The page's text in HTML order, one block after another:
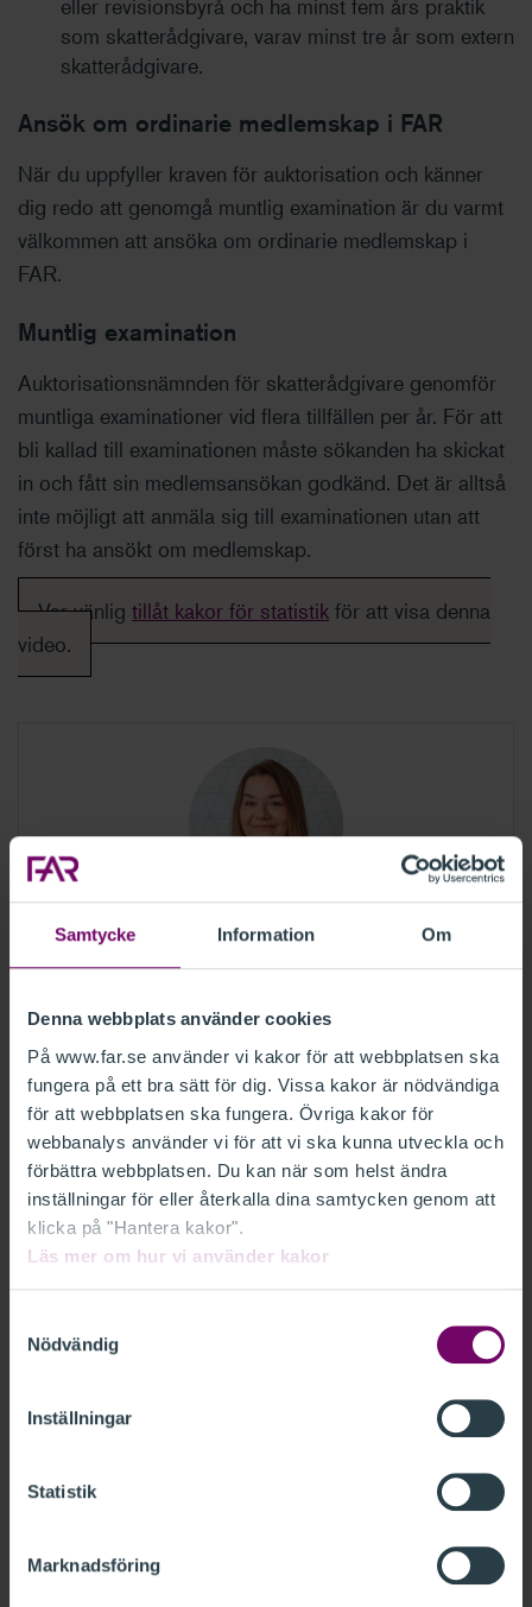
Samtycke Information Om
Denna webbplats använder cookies
På www.far.se använder vi kakor för att webbplatsen ska
fungera på ett bra sätt för dig. Vissa kakor är nödvändiga
för att webbplatsen ska fungera. Övriga kakor för
webbanalys använder vi för att vi ska kunna utveckla och
förbättra webbplatsen. Du kan när som helst ändra
inställningar för eller återkalla dina samtycken genom att
klicka på "Hantera kakor".
Läs mer om hur vi använder kakor
Nödvändig
Inställningar
Statistik
Marknadsföring
eller revisionsbyrå och ha minst fem års praktik
som skatterådgivare, varav minst tre år som extern
skatterådgivare.
Ansök om ordinarie medlemskap i FAR
När du uppfyller kraven för auktorisation och känner
dig redo att genomgå muntlig examination är du varmt
välkommen att ansöka om ordinarie medlemskap i
FAR.
Muntlig examination
Auktorisationsnämnden för skatterådgivare genomför
muntliga examinationer vid flera tillfällen per år. För att
bli kallad till examinationen måste sökanden ha skickat
in och fått sin medlemsansökan godkänd. Det är alltså
inte möjligt att anmäla sig till examinationen utan att
först ha ansökt om medlemskap.
Var vänlig tillåt kakor för statistik för att visa denna
video.
Anna Karin Wikner
Kvalitetssekreteriatet
08-50611219
Yrkesetik för skatterådgivare
Under kursen får du en grundläggande genomgång av det
10.5 kurstimmar